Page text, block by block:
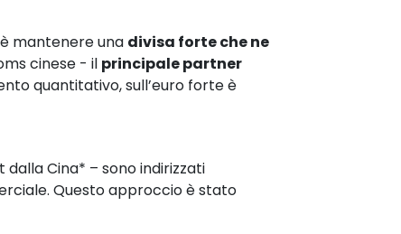
mantenere una divisa forte che ne
cinese - il principale partner
quantitativo, sull’euro forte è
dalla Cina* – sono indirizzati
Questo approccio è stato